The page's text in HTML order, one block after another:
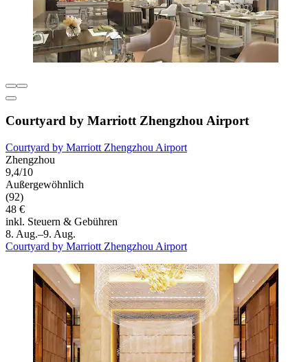
Courtyard by Marriott Zhengzhou Airport
Courtyard by Marriott Zhengzhou Airport
Zhengzhou
9,4/10
Außergewöhnlich
(92)
48 €
inkl. Steuern & Gebühren
8. Aug.–9. Aug.
Courtyard by Marriott Zhengzhou Airport